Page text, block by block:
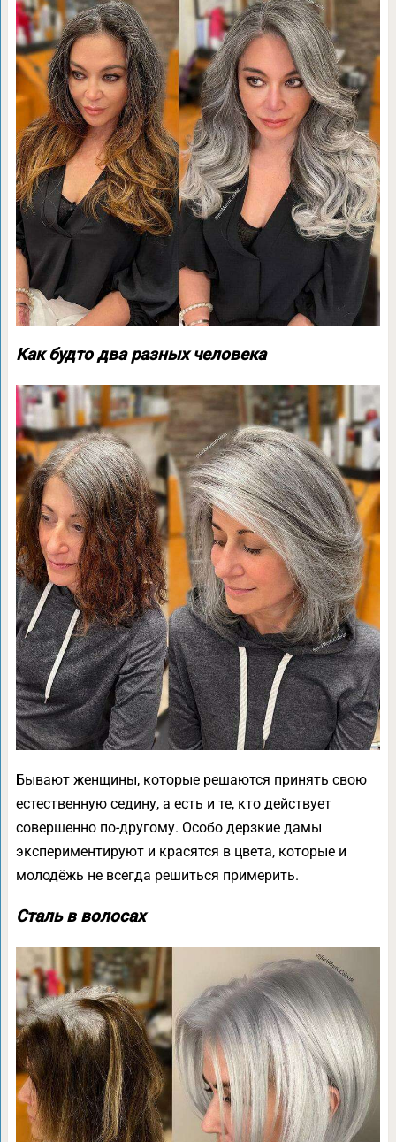
Как будто два разных человека
Бывают женщины, которые решаются принять свою
естественную седину, а есть и те, кто действует
совершенно по-другому. Особо дерзкие дамы
экспериментируют и красятся в цвета, которые и
молодёжь не всегда решиться примерить.
Сталь в волосах